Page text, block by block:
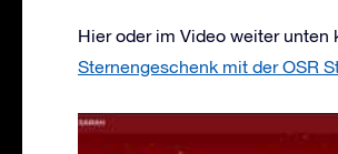
Hier oder im Video weiter unten
Sternengeschenk mit der OSR